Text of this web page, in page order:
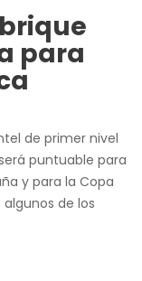
para
de primer nivel
puntuable para
y para la Copa
de los